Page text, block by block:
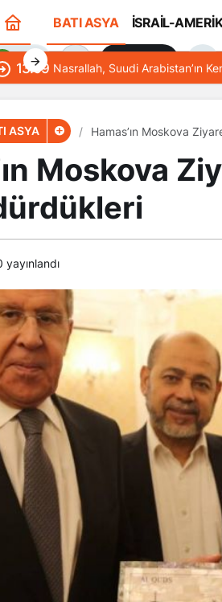
BATI ASYA İSRAİL-
13:09 Nasrallah, Suudi Arabistan’ın
ASYA Hamas’ın Moskova
Moskova
yayınlandı